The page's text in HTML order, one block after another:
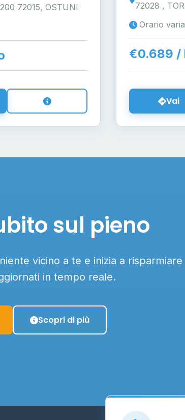
72015, OSTUNI
72028 ,
Orario
€0.689 /
Vai
sul pieno
vicino a te e inizia a risparmiare
in tempo reale.
Scopri di più